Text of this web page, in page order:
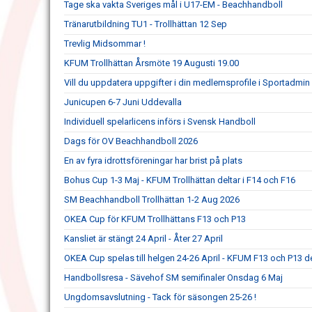
Tage ska vakta Sveriges mål i U17-EM - Beachhandboll
Tränarutbildning TU1 - Trollhättan 12 Sep
Trevlig Midsommar !
KFUM Trollhättan Årsmöte 19 Augusti 19.00
Vill du uppdatera uppgifter i din medlemsprofile i Sportadmin
Junicupen 6-7 Juni Uddevalla
Individuell spelarlicens införs i Svensk Handboll
Dags för OV Beachhandboll 2026
En av fyra idrottsföreningar har brist på plats
Bohus Cup 1-3 Maj - KFUM Trollhättan deltar i F14 och F16
SM Beachhandboll Trollhättan 1-2 Aug 2026
OKEA Cup för KFUM Trollhättans F13 och P13
Kansliet är stängt 24 April - Åter 27 April
OKEA Cup spelas till helgen 24-26 April - KFUM F13 och P13
Handbollsresa - Sävehof SM semifinaler Onsdag 6 Maj
Ungdomsavslutning - Tack för säsongen 25-26 !